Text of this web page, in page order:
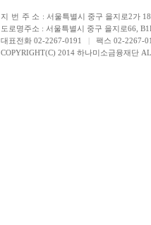
지번주소 : 서울특별시 중구 을지로2가
도로명주소 : 서울특별시 중구 을지로66,
대표전화 02-2267-0191 | 팩스 02-2267-
COPYRIGHT(C) 2014 하나미소금융재단